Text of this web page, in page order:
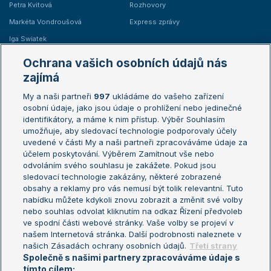
Petra Kvitová
Markéta Vondroušová
Iga Swiatek
Rozhovory
Express zprávy
Žebříčky
Žebříček ATP (muži)
Žebříček WTA (ženy)
Sázkařský žebříček
Australian Open
French Open
Wimbledon
US Open
Turnaj mistrů
Turnaj mistryň
Aktualní trendy
Fotbalové přestupy
Livesport Daily
LS Prague Open
Ochrana vašich osobních údajů nás
zajímá
My a naši partneři 997 ukládáme do vašeho zařízení
osobní údaje, jako jsou údaje o prohlížení nebo jedinečné
identifikátory, a máme k nim přístup. Výběr Souhlasím
umožňuje, aby sledovací technologie podporovaly účely
uvedené v části My a naši partneři zpracováváme údaje za
účelem poskytování. Výběrem Zamítnout vše nebo
odvoláním svého souhlasu je zakážete. Pokud jsou
sledovací technologie zakázány, některé zobrazené
obsahy a reklamy pro vás nemusí být tolik relevantní. Tuto
nabídku můžete kdykoli znovu zobrazit a změnit své volby
nebo souhlas odvolat kliknutím na odkaz Řízení předvoleb
ve spodní části webové stránky. Vaše volby se projeví v
našem Internetová stránka. Další podrobnosti naleznete v
našich Zásadách ochrany osobních údajů. Třetí strany
Společně s našimi partnery zpracováváme údaje s
tímto cílem: